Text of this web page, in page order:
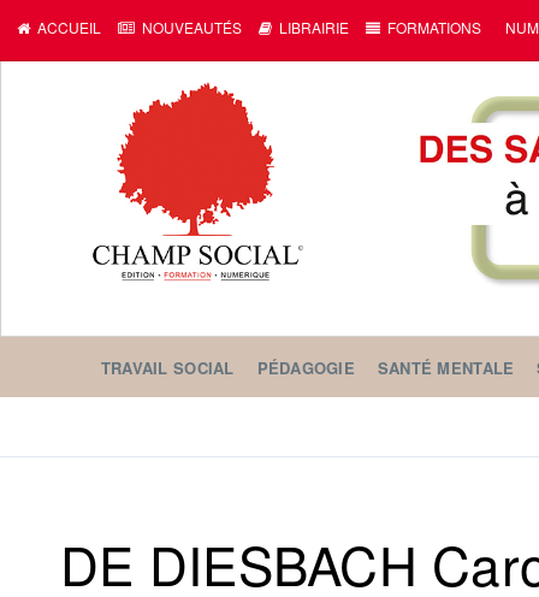
ACCUEIL NOUVEAUTÉS LIBRAIRIE FORMATIONS
TRAVAIL SOCIAL PÉDAGOGIE SANTÉ MENTALE
DE DIESBACH